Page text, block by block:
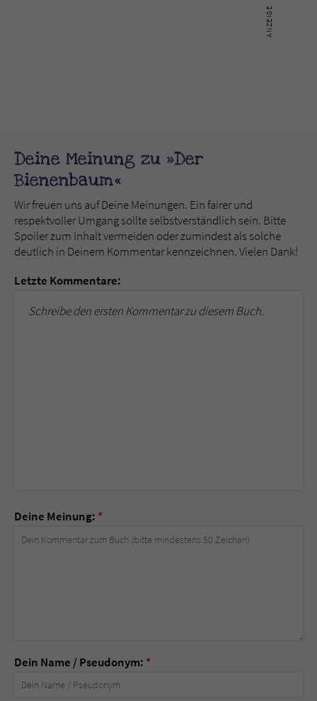
Deine Meinung zu »Der
Bienenbaum«
Wir freuen uns auf Deine Meinungen. Ein fairer und
respektvoller Umgang sollte selbstverständlich sein. Bitte
Spoiler zum Inhalt vermeiden oder zumindest als solche
deutlich in Deinem Kommentar kennzeichnen. Vielen Dank!
Letzte Kommentare:
Schreibe den ersten Kommentar zu diesem Buch.
Deine Meinung: *
Dein Name / Pseudonym: *